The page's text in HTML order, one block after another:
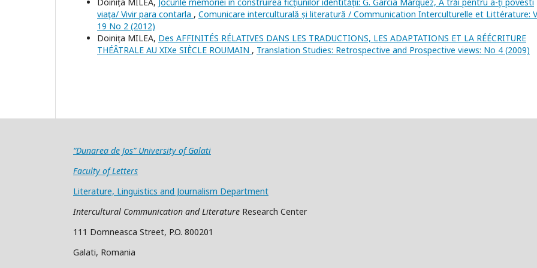
viaţa/ Vivir para contarla , Comunicare interculturală și literatură / Communication Interculturelle et Littérature:
19 No 2 (2012)
Doinița MILEA, Des AFFINITÉS RÉLATIVES DANS LES TRADUCTIONS, LES ADAPTATIONS ET LA RÉÉCRITURE
THÉÂTRALE AU XIXe SIÈCLE ROUMAIN , Translation Studies: Retrospective and Prospective views: No 4 (2009)
“Dunarea de Jos” University of Galati
Faculty of Letters
Literature, Linguistics and Journalism Department
Intercultural Communication and Literature Research Center
111 Domneasca Street, P.O. 800201
Galati, Romania